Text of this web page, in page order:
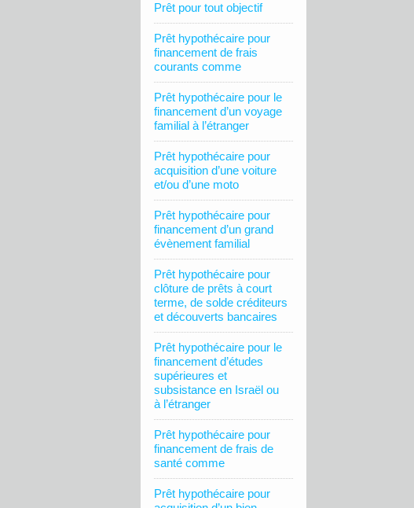
Prêt pour tout objectif
Prêt hypothécaire pour
financement de frais
courants comme
Prêt hypothécaire pour le
financement d’un voyage
familial à l’étranger
Prêt hypothécaire pour
acquisition d’une voiture
et/ou d’une moto
Prêt hypothécaire pour
financement d’un grand
évènement familial
Prêt hypothécaire pour
clôture de prêts à court
terme, de solde créditeurs
et découverts bancaires
Prêt hypothécaire pour le
financement d’études
supérieures et
subsistance en Israël ou
à l’étranger
Prêt hypothécaire pour
financement de frais de
santé comme
Prêt hypothécaire pour